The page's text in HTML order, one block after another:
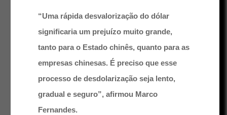
“Uma rápida desvalorização do dólar
significaria um prejuízo muito grande,
tanto para o Estado chinês, quanto para as
empresas chinesas. É preciso que esse
processo de desdolarização seja lento,
gradual e seguro”, afirmou Marco
Fernandes.